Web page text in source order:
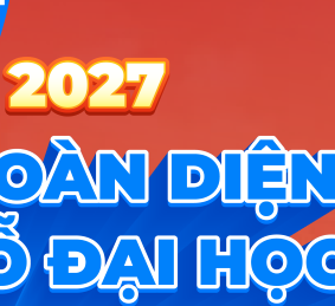
9 Luật
10
An toàn, sức khoẻ
11
Xây dựng Dân
dụng và Công
nghiệp
A00; A01; A02; A09; B03;
C01; C02; C04; C14; D01
A00; A01; A02; A09; B03;
C01; C02; C04; C14; D01
13
Nông nghiệp công
nghệ cao
A00; B00; B03; C01; C02;
C04; C14; D01; D07